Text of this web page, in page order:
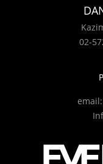
02-
email: